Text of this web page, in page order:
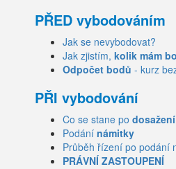
PŘED vybodováním
Jak se nevybodovat?
Jak zjistím, kolik mám
Odpočet bodů - kurz
PŘI vybodování
Co se stane po
Podání námitky
Průběh řízení po podání
PRÁVNÍ ZASTOUPENÍ